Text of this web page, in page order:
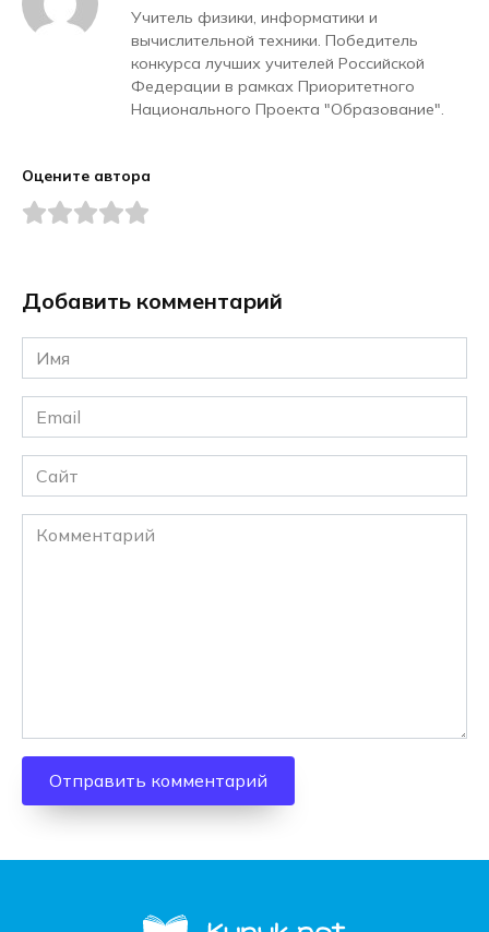
Учитель физики, информатики и
вычислительной техники. Победитель
конкурса лучших учителей Российской
Федерации в рамках Приоритетного
Национального Проекта "Образование".
Оцените автора
Добавить комментарий
Имя
*
Email
*
Сайт
Комментарий